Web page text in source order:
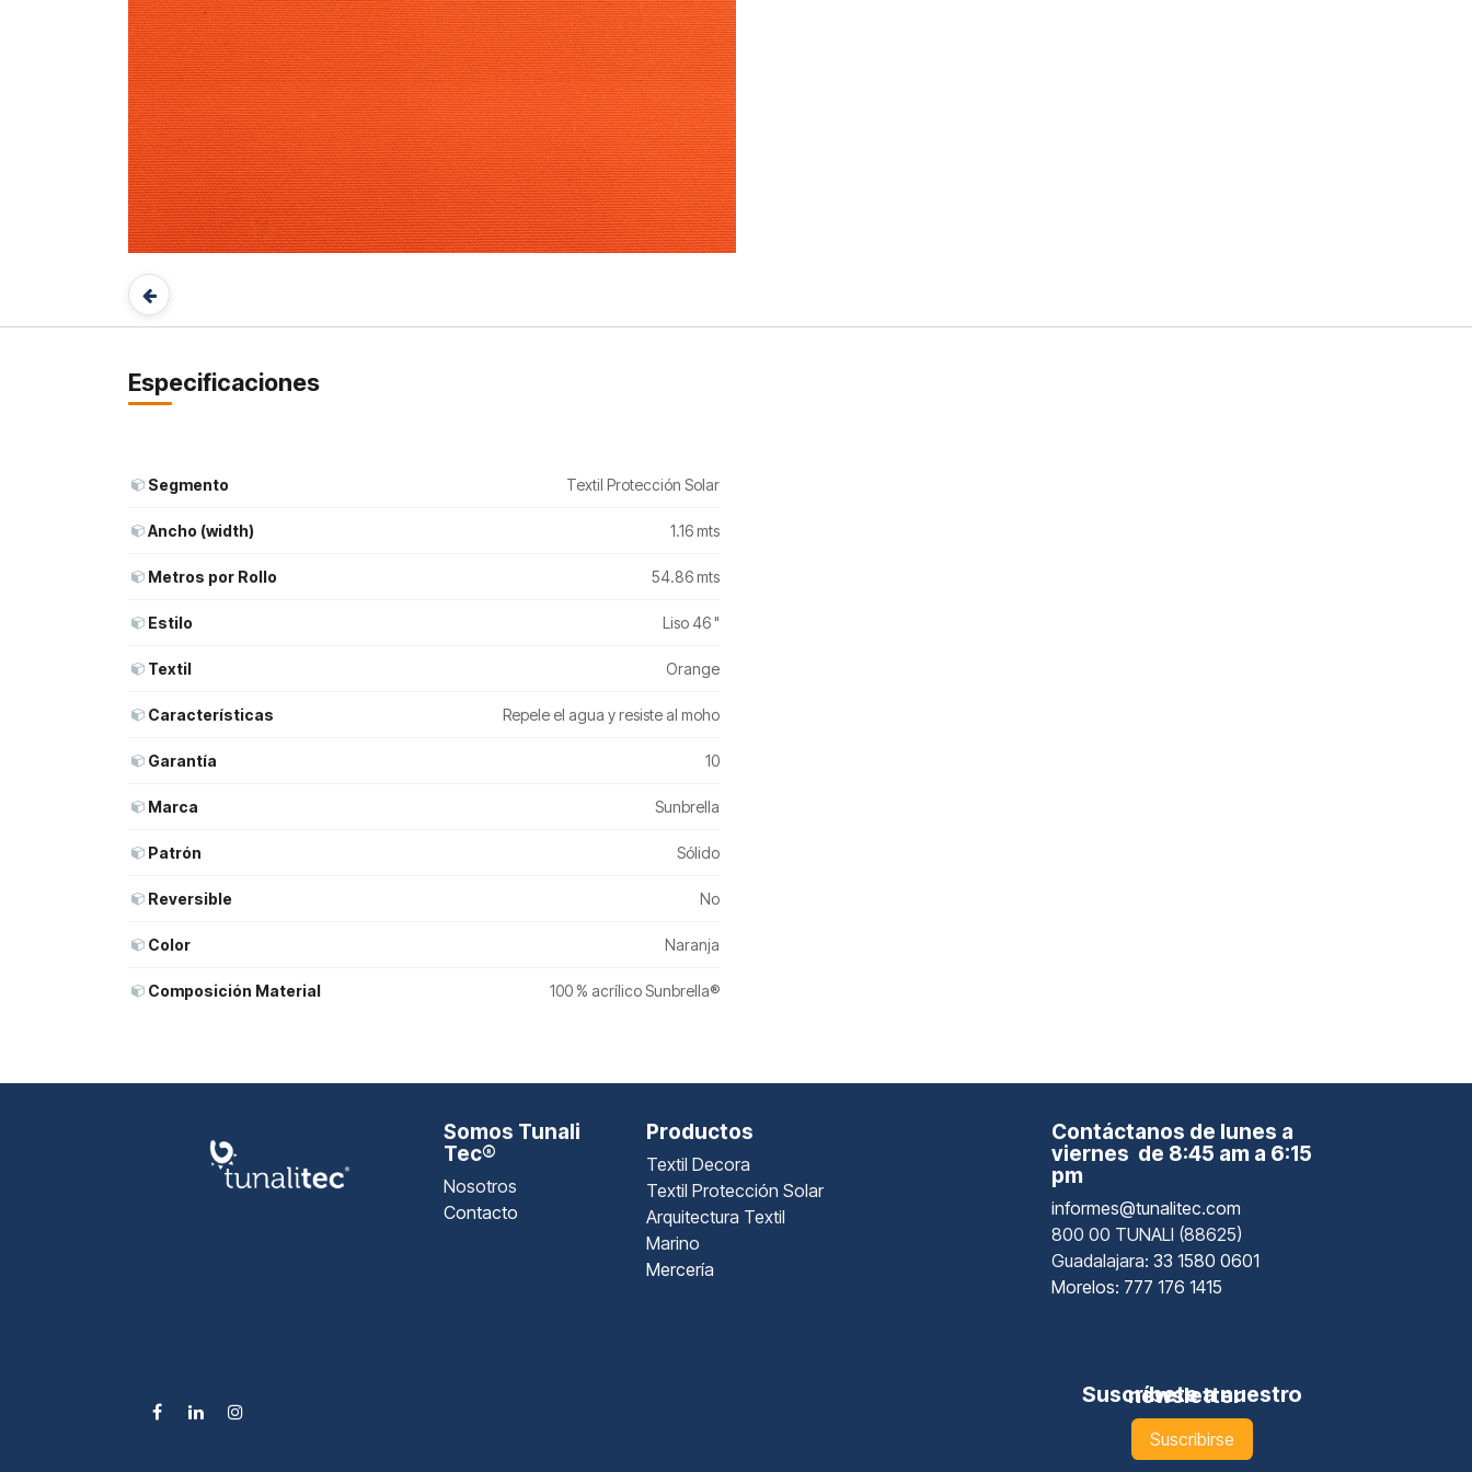
Especificaciones
Segmento Textil Protección Solar
Ancho (width) 1.16 mts
Metros por Rollo 54.86 mts
Estilo Liso 46 "
Textil Orange
Características Repele el agua y resiste al moho
Garantía 10
Marca Sunbrella
Patrón Sólido
Reversible No
Color Naranja
Composición Material 100 % acrílico Sunbrella®
Somos Tunali
Tec®
Nosotros
Contacto
Productos
Textil Decora
Textil Protección Solar
Arquitectura Textil
Marino
Mercería
Contáctanos de lunes a
viernes de 8:45 am a 6:15
pm
informes@tunalitec.com
800 00 TUNALI (88625)
Guadalajara: 33 1580 0601
Morelos: 777 176 1415
Suscríbete a nuestro newsletter
Suscribirse